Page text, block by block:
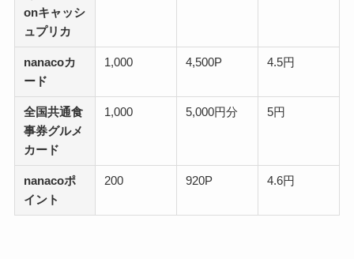
onキャッシ
ュプリカ
nanacoカ
ード
1,000 4,500P 4.5円
全国共通食
事券グルメ
カード
1,000 5,000円分 5円
nanacoポ
イント
200 920P 4.6円